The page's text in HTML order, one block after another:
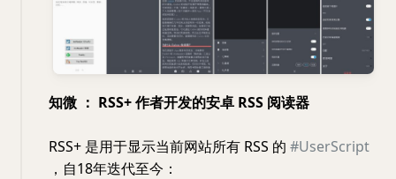
知微 ： RSS+ 作者开发的安卓 RSS 阅读器
RSS+ 是用于显示当前网站所有 RSS 的 #UserScript
，自18年迭代至今：